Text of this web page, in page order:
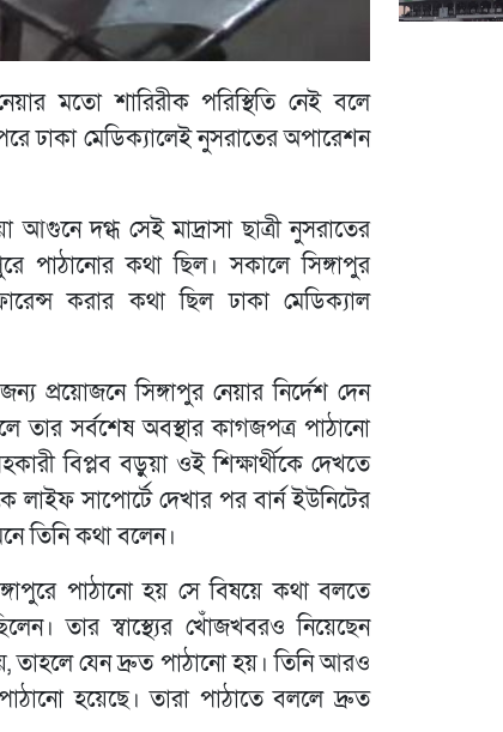
মতো শারিরীক পরিস্থিতি নেই বলে
ঢাকা মেডিক্যালেই নুসরাতের অপারেশন
আগুনে দগ্ধ সেই মাদ্রাসা ছাত্রী নুসরাতের
পাঠানোর কথা ছিল। সকালে সিঙ্গাপুর
করার কথা ছিল ঢাকা মেডিক্যাল
প্রয়োজনে সিঙ্গাপুর নেয়ার নির্দেশ দেন
তার সর্বশেষ অবস্থার কাগজপত্র পাঠানো
বিপ্লব বড়ুয়া ওই শিক্ষার্থীকে দেখতে
লাইফ সাপোর্টে দেখার পর বার্ন ইউনিটের
তিনি কথা বলেন।
পাঠানো হয় সে বিষয়ে কথা বলতে
তার স্বাস্থ্যের খোঁজখবরও নিয়েছেন
তাহলে যেন দ্রুত পাঠানো হয়। তিনি আরও
পাঠানো হয়েছে। তারা পাঠাতে বললে দ্রুত